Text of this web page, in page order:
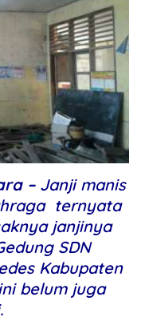
–Janji manis
ternyata
janjinya
SDN
Kabupaten
belum juga